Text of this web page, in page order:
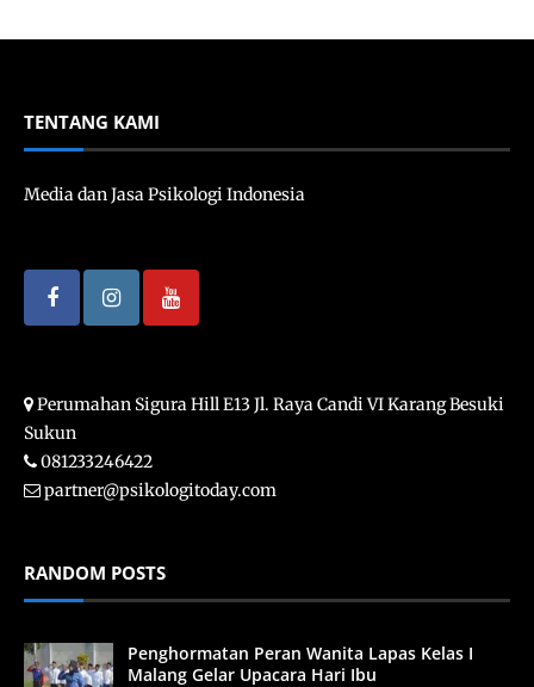
TENTANG KAMI
Media dan Jasa Psikologi Indonesia
Perumahan Sigura Hill E13 Jl. Raya Candi VI Karang Besuki
Sukun
081233246422
partner@psikologitoday.com
RANDOM POSTS
Penghormatan Peran Wanita Lapas Kelas I
Malang Gelar Upacara Hari Ibu